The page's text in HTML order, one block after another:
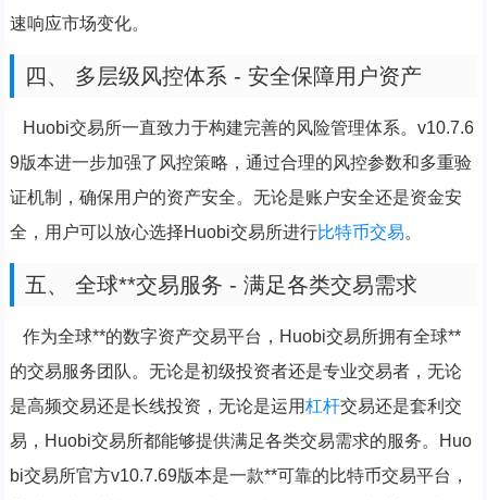
速响应市场变化。
四、 多层级风控体系 - 安全保障用户资产
Huobi交易所一直致力于构建完善的风险管理体系。v10.7.6
9版本进一步加强了风控策略，通过合理的风控参数和多重验
证机制，确保用户的资产安全。无论是账户安全还是资金安
全，用户可以放心选择Huobi交易所进行比特币交易。
五、 全球**交易服务 - 满足各类交易需求
作为全球**的数字资产交易平台，Huobi交易所拥有全球**
的交易服务团队。无论是初级投资者还是专业交易者，无论
是高频交易还是长线投资，无论是运用杠杆交易还是套利交
易，Huobi交易所都能够提供满足各类交易需求的服务。Huo
bi交易所官方v10.7.69版本是一款**可靠的比特币交易平台，